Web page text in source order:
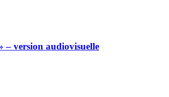
– version audiovisuelle